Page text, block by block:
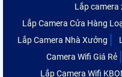
Lắp camera
Lắp Camera Cửa Hàng
Lắp Camera Nhà Xưởng
Camera Wifi Giá Rẻ
Lắp Camera Wifi